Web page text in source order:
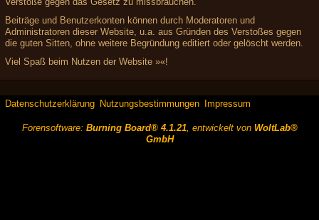
Beiträge und Benutzerkonten können durch Moderatoren und
Administratoren dieser Website, u.a. aus Gründen des Verstoßes gegen
die guten Sitten, ohne weitere Begründung editiert oder gelöscht werden.
Viel Spaß beim Nutzen der Website »«!
Datenschutzerklärung Nutzungsbestimmungen Impressum
Forensoftware: Burning Board® 4.1.21, entwickelt von WoltLab®
GmbH